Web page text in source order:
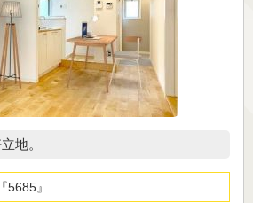
地。
5685